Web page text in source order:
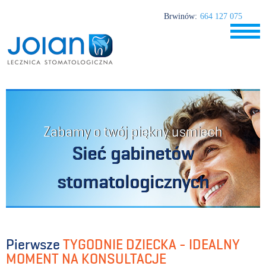
Brwinów: 664 127 075
Zabamy o twój piękny usmiech
Sieć gabinetów
stomatologicznych
Pierwsze TYGODNIE DZIECKA - IDEALNY
MOMENT NA KONSULTACJE